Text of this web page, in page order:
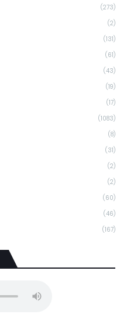
(273)
(2)
(131)
(61)
(43)
(19)
(17)
(1083)
(8)
(31)
(2)
(2)
(60)
(46)
(167)